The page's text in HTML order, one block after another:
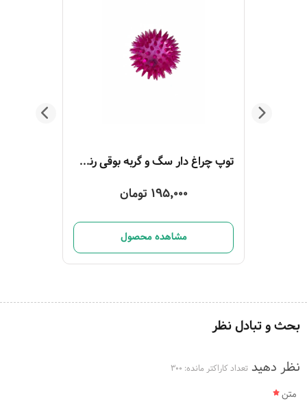
توپ چراغ‌ دار سگ و گربه بوقی رنگ بنفش
195,000 تومان
مشاهده محصول
بحث و تبادل نظر
نظر دهید تعداد کاراکتر مانده: 300
متن